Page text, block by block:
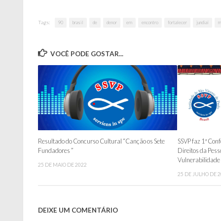
Tags: 90 brasil de denor em encontro fortalecer jundiaí
VOCÊ PODE GOSTAR...
Resultado do Concurso Cultural “Canção os Sete
Fundadores ”
25 DE MAIO DE 2022
SSVP faz 1ª
Direitos da
Vulnerabilidade
25 DE JULHO DE
DEIXE UM COMENTÁRIO